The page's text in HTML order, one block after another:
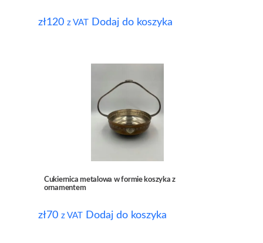
zł120 z VAT Dodaj do koszyka
Cukiernica metalowa w formie koszyka z
ornamentem
zł70 z VAT Dodaj do koszyka